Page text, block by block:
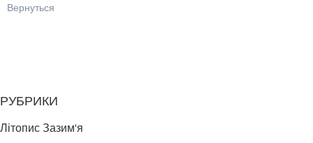
Вернуться
РУБРИКИ
Літопис Зазим'я